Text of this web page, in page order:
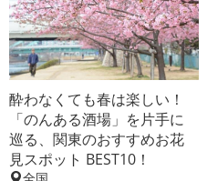
酔わなくても春は楽しい！
「のんある酒場」を片手に
巡る、関東のおすすめお花
見スポット BEST10！